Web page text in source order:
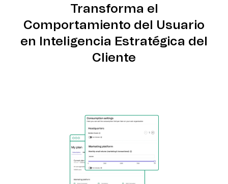
Transforma el
Comportamiento del Usuario
en Inteligencia Estratégica del
Cliente